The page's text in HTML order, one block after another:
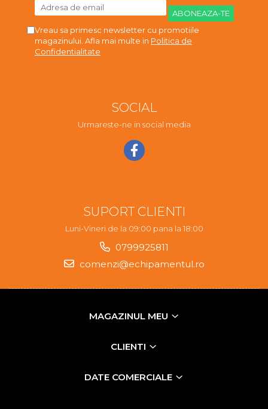
Vreau sa primesc newsletter cu promotiile
magazinului. Afla mai multe in Politica de
Confidentialitate
SOCIAL
Urmareste-ne in social media
SUPORT CLIENTI
Luni-Vineri de la 09:00 pana la 18:00
0799925811
comenzi@echipamentul.ro
MAGAZINUL MEU
CLIENTI
DATE COMERCIALE